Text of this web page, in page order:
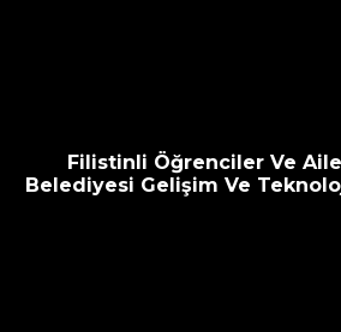
Filistinli Öğrenciler Ve
Belediyesi Gelişim Ve